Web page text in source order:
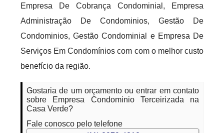
Empresa De Cobrança Condominial, Empresa
Administração De Condominios, Gestão De
Condominios, Gestão Condominial e Empresa De
Serviços Em Condomínios com com o melhor custo
benefício da região.
Gostaria de um orçamento ou entrar em contato
sobre Empresa Condominio Terceirizada na
Casa Verde?
Fale conosco pelo telefone